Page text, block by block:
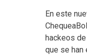
En este
hackeos
que se han